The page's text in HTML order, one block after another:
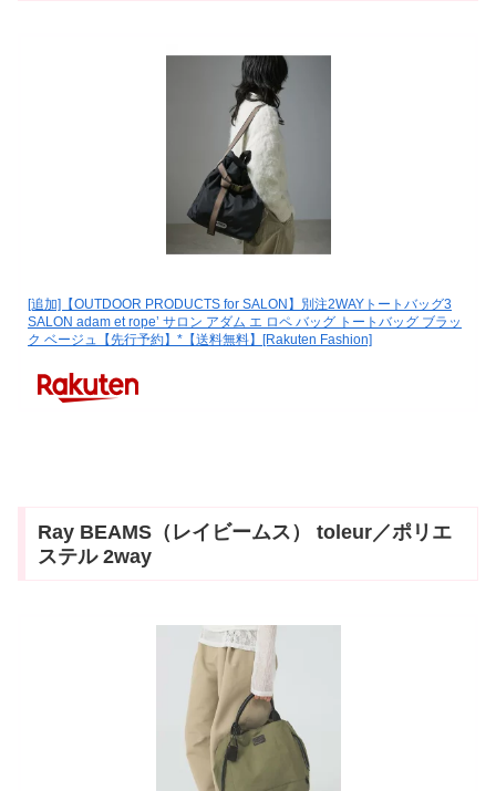
[追加]【OUTDOOR PRODUCTS for SALON】別注2WAYトートバッグ3
SALON adam et rope’ サロン アダム エ ロペ バッグ トートバッグ ブラッ
ク ベージュ【先行予約】*【送料無料】[Rakuten Fashion]
Ray BEAMS（レイビームス） toleur／ポリエ
ステル 2way